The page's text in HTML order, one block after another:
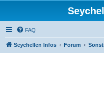
FAQ
Seychellen Infos Forum